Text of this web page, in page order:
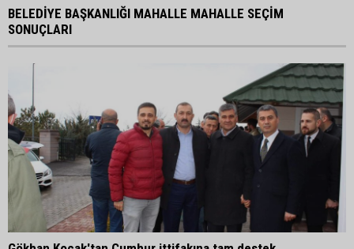
BELEDİYE BAŞKANLIĞI MAHALLE MAHALLE SEÇİM
SONUÇLARI